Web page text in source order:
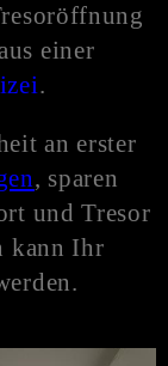
einer
.
an erster
, sparen
und Tresor
kann Ihr